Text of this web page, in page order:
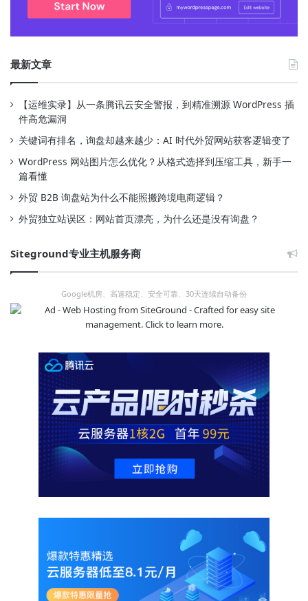
最新文章
【运维实录】从一条腾讯云安全警报，到精准溯源 WordPress 插
件高危漏洞
关键词有排名，询盘却越来越少：AI 时代外贸网站获客逻辑变了
WordPress 网站图片怎么优化？从格式选择到压缩工具，新手一
篇看懂
外贸 B2B 询盘站为什么不能照搬跨境电商逻辑？
外贸独立站误区：网站首页漂亮，为什么还是没有询盘？
Siteground专业主机服务商
Google机房、高速稳定、安全可靠、30天连续自动备份